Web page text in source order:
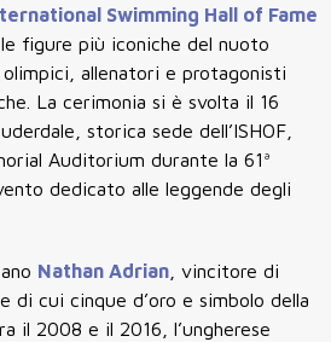
Swimming Hall of Fame
figure più iconiche del nuoto
allenatori e protagonisti
La cerimonia si è svolta il 16
storica sede dell’ISHOF,
Auditorium durante la 61ª
dedicato alle leggende degli
Nathan Adrian , vincitore di
di cui cinque d’oro e simbolo della
il 2008 e il 2016, l’ungherese